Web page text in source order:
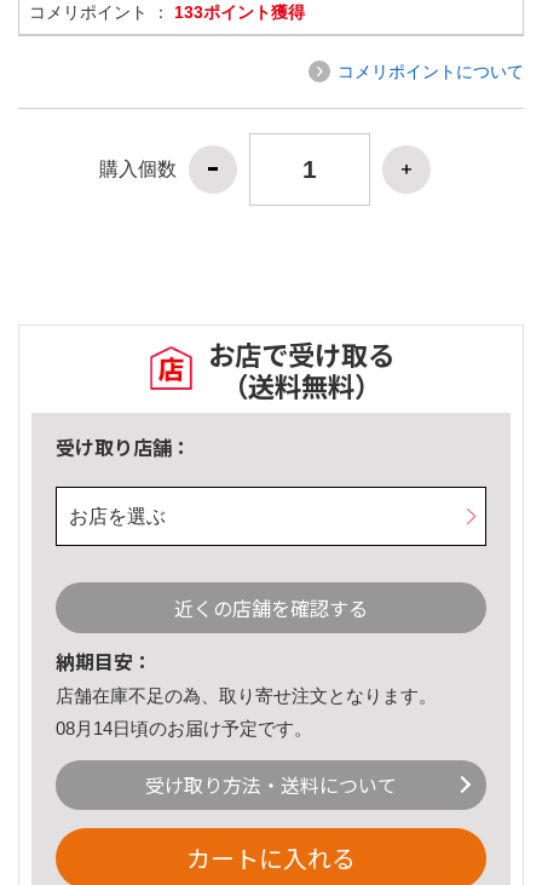
コメリポイント ： 133ポイント獲得
コメリポイントについて
購入個数
お店で受け取る
（送料無料）
受け取り店舗：
お店を選ぶ
近くの店舗を確認する
納期目安：
店舗在庫不足の為、取り寄せ注文となります。
08月14日頃のお届け予定です。
受け取り方法・送料について
カートに入れる